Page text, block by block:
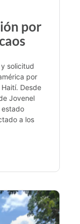
por
solicitud
por
Desde
Jovenel
estado
a los